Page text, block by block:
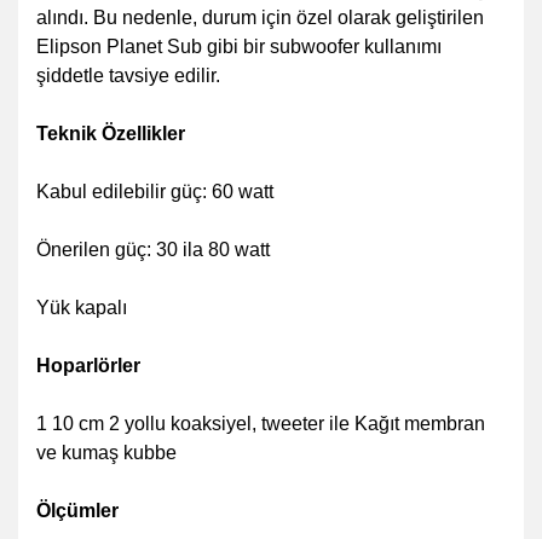
alındı. Bu nedenle, durum için özel olarak geliştirilen
Elipson Planet Sub gibi bir subwoofer kullanımı
şiddetle tavsiye edilir.
Teknik Özellikler
Kabul edilebilir güç: 60 watt
Önerilen güç: 30 ila 80 watt
Yük kapalı
Hoparlörler
1 10 cm 2 yollu koaksiyel, tweeter ile Kağıt membran
ve kumaş kubbe
Ölçümler